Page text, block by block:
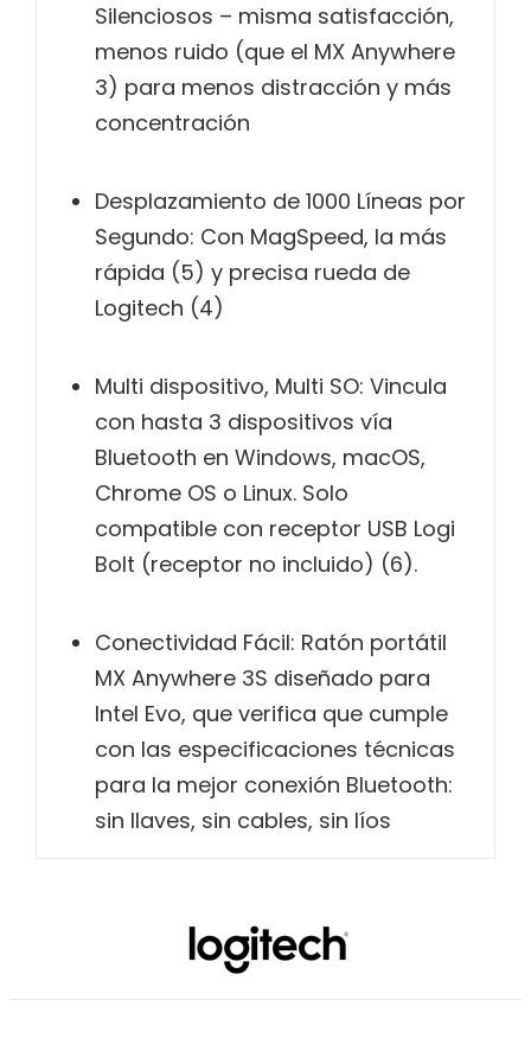
Silenciosos – misma satisfacción,
menos ruido (que el MX Anywhere
3) para menos distracción y más
concentración
Desplazamiento de 1000 Líneas por
Segundo: Con MagSpeed, la más
rápida (5) y precisa rueda de
Logitech (4)
Multi dispositivo, Multi SO: Vincula
con hasta 3 dispositivos vía
Bluetooth en Windows, macOS,
Chrome OS o Linux. Solo
compatible con receptor USB Logi
Bolt (receptor no incluido) (6).
Conectividad Fácil: Ratón portátil
MX Anywhere 3S diseñado para
Intel Evo, que verifica que cumple
con las especificaciones técnicas
para la mejor conexión Bluetooth:
sin llaves, sin cables, sin líos